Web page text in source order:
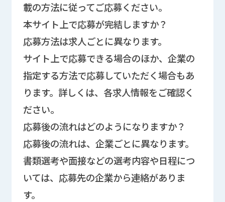
載の方法に従ってご応募ください。
本サイト上で応募が完結しますか？
応募方法は求人ごとに異なります。
サイト上で応募できる場合のほか、企業の
指定する方法で応募していただく場合もあ
ります。詳しくは、各求人情報をご確認く
ださい。
応募後の流れはどのようになりますか？
応募後の流れは、企業ごとに異なります。
書類選考や面接などの選考内容や日程につ
いては、応募先の企業から連絡がありま
す。